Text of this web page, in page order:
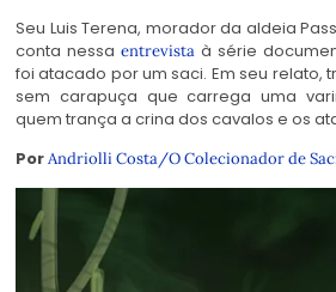
Seu Luis Terena, morador da aldeia
conta nessa entrevista à série
foi atacado por um saci. Em seu relato,
sem carapuça que carrega uma
quem trança a crina dos cavalos e os
PorAndriolli Costa/O Colecionador de